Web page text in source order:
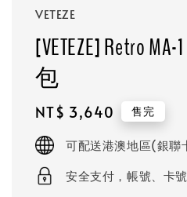
VETEZE
[VETEZE] Retro
包
Regular
price
NT$ 3,640 售完
可配送港澳地區(銀聯
安全支付，帳號、卡